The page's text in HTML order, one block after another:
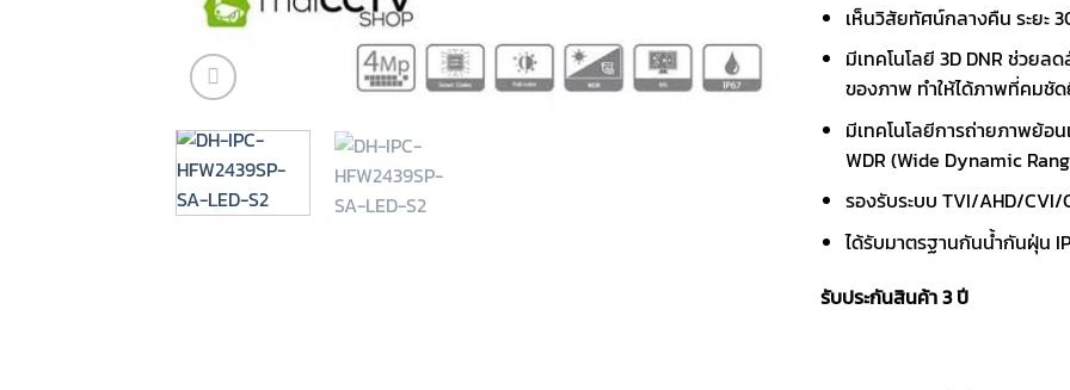
เห็นวิสัยทัศน์กลางคืน ระยะ
มีเทคโนโลยี 3D DNR ช่ว
ของภาพ ทำให้ได้ภาพที่คมชั
มีเทคโนโลยีการถ่ายภาพย้อ
WDR (Wide Dynamic
รองรับระบบ TVI/AHD/CVI/
ได้รับมาตรฐานกันน้ำกันฝุ่น
รับประกันสินค้า 3 ปี